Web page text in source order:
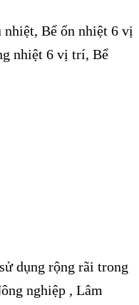
Bể ổn nhiệt 6 vị
nhiệt 6 vị trí, Bể
dụng rộng rãi trong
nghiệp , Lâm